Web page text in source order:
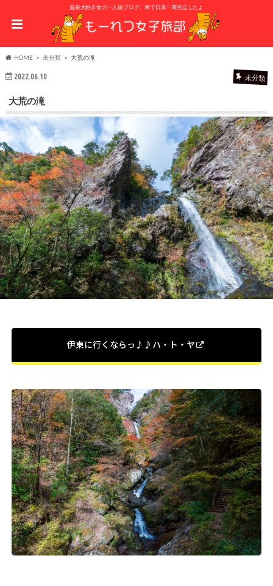
温泉大好き女の一人旅ブログ。車で日本一周完走したよ
HOME 未分類 大荒の滝
2022.06.10 未分類
大荒の滝
伊東に行くならっ♪♪ハ・ト・ヤ